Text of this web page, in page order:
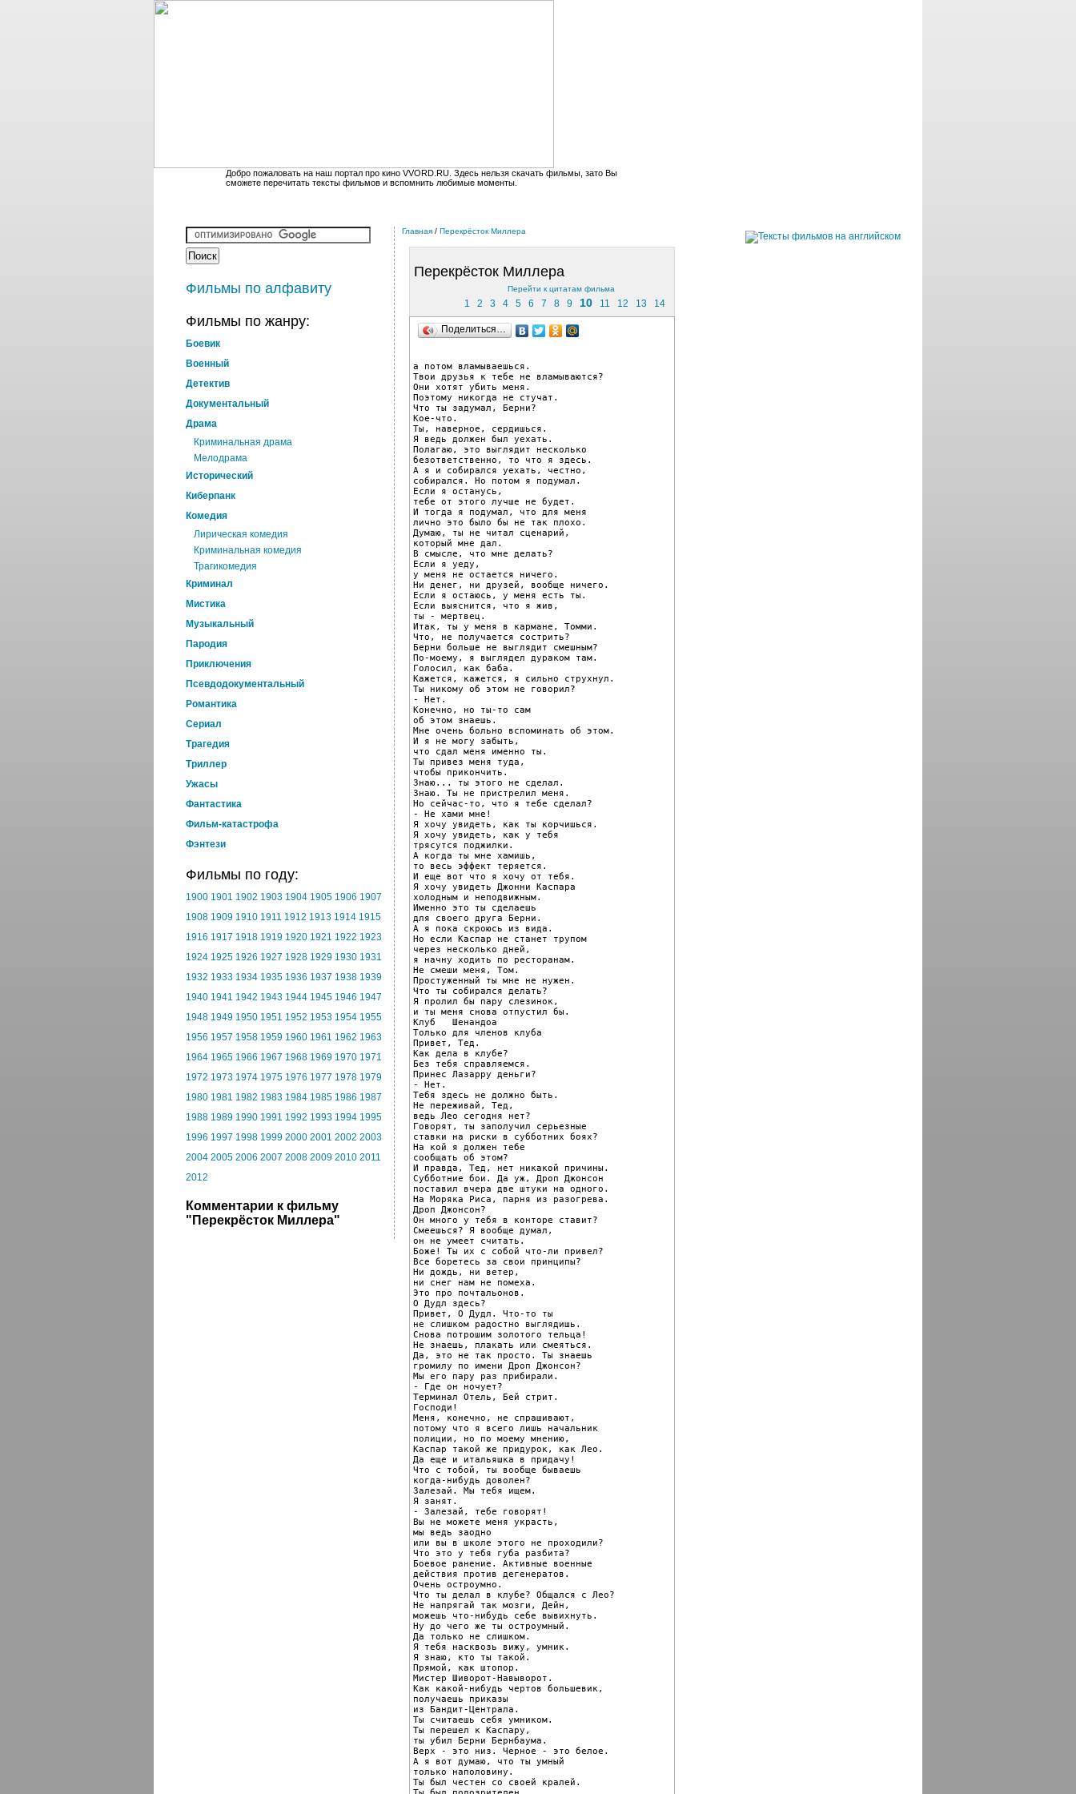
Добро пожаловать на наш портал про кино VVORD.RU. Здесь нельзя скачать фильмы, зато Вы
сможете перечитать тексты фильмов и вспомнить любимые моменты.
Фильмы по алфавиту
Фильмы по жанру:
Боевик
Военный
Детектив
Документальный
Драма
Криминальная драма
Мелодрама
Исторический
Киберпанк
Комедия
Лирическая комедия
Криминальная комедия
Трагикомедия
Криминал
Мистика
Музыкальный
Пародия
Приключения
Псевдодокументальный
Романтика
Cериал
Трагедия
Триллер
Ужасы
Фантастика
Фильм-катастрофа
Фэнтези
Фильмы по году:
1900 1901 1902 1903 1904 1905 1906 1907
1908 1909 1910 1911 1912 1913 1914 1915
1916 1917 1918 1919 1920 1921 1922 1923
1924 1925 1926 1927 1928 1929 1930 1931
1932 1933 1934 1935 1936 1937 1938 1939
1940 1941 1942 1943 1944 1945 1946 1947
1948 1949 1950 1951 1952 1953 1954 1955
1956 1957 1958 1959 1960 1961 1962 1963
1964 1965 1966 1967 1968 1969 1970 1971
1972 1973 1974 1975 1976 1977 1978 1979
1980 1981 1982 1983 1984 1985 1986 1987
1988 1989 1990 1991 1992 1993 1994 1995
1996 1997 1998 1999 2000 2001 2002 2003
2004 2005 2006 2007 2008 2009 2010 2011
2012
Комментарии к фильму
"Перекрёсток Миллера"
Главная / Перекрёсток Миллера
Перекрёсток Миллера
Перейти к цитатам фильма
1 2 3 4 5 6 7 8 9 10 11 12 13 14
Поделиться…
а потом вламываешься.
Твои друзья к тебе не вламываются?
Они хотят убить меня.
Поэтому никогда не стучат.
Что ты задумал, Берни?
Кое-что.
Ты, наверное, сердишься.
Я ведь должен был уехать.
Полагаю, это выглядит несколько
безответственно, то что я здесь.
А я и собирался уехать, честно,
собирался. Но потом я подумал.
Если я останусь,
тебе от этого лучше не будет.
И тогда я подумал, что для меня
лично это было бы не так плохо.
Думаю, ты не читал сценарий,
который мне дал.
В смысле, что мне делать?
Если я уеду,
у меня не остается ничего.
Ни денег, ни друзей, вообще ничего.
Если я остаюсь, у меня есть ты.
Если выяснится, что я жив,
ты - мертвец.
Итак, ты у меня в кармане, Томми.
Что, не получается сострить?
Берни больше не выглядит смешным?
По-моему, я выглядел дураком там.
Голосил, как баба.
Кажется, кажется, я сильно струхнул.
Ты никому об этом не говорил?
- Нет.
Конечно, но ты-то сам
об этом знаешь.
Мне очень больно вспоминать об этом.
И я не могу забыть,
что сдал меня именно ты.
Ты привез меня туда,
чтобы прикончить.
Знаю... ты этого не сделал.
Знаю. Ты не пристрелил меня.
Но сейчас-то, что я тебе сделал?
- Не хами мне!
Я хочу увидеть, как ты корчишься.
Я хочу увидеть, как у тебя
трясутся поджилки.
А когда ты мне хамишь,
то весь эффект теряется.
И еще вот что я хочу от тебя.
Я хочу увидеть Джонни Каспара
холодным и неподвижным.
Именно это ты сделаешь
для своего друга Берни.
А я пока скроюсь из вида.
Но если Каспар не станет трупом
через несколько дней,
я начну ходить по ресторанам.
Не смеши меня, Том.
Простуженный ты мне не нужен.
Что ты собирался делать?
Я пролил бы пару слезинок,
и ты меня снова отпустил бы.
Клуб   Шенандоа
Только для членов клуба
Привет, Тед.
Как дела в клубе?
Без тебя справляемся.
Принес Лазарру деньги?
- Нет.
Тебя здесь не должно быть.
Не переживай, Тед,
ведь Лео сегодня нет?
Говорят, ты заполучил серьезные
ставки на риски в субботних боях?
На кой я должен тебе
сообщать об этом?
И правда, Тед, нет никакой причины.
Субботние бои. Да уж, Дроп Джонсон
поставил вчера две штуки на одного.
На Моряка Риса, парня из разогрева.
Дроп Джонсон?
Он много у тебя в конторе ставит?
Смеешься? Я вообще думал,
он не умеет считать.
Боже! Ты их с собой что-ли привел?
Все боретесь за свои принципы?
Ни дождь, ни ветер,
ни снег нам не помеха.
Это про почтальонов.
О Дудл здесь?
Привет, О Дудл. Что-то ты
не слишком радостно выглядишь.
Снова потрошим золотого тельца!
Не знаешь, плакать или смеяться.
Да, это не так просто. Ты знаешь
громилу по имени Дроп Джонсон?
Мы его пару раз прибирали.
- Где он ночует?
Терминал Отель, Бей стрит.
Господи!
Меня, конечно, не спрашивают,
потому что я всего лишь начальник
полиции, но по моему мнению,
Каспар такой же придурок, как Лео.
Да еще и итальяшка в придачу!
Что с тобой, ты вообще бываешь
когда-нибудь доволен?
Залезай. Мы тебя ищем.
Я занят.
- Залезай, тебе говорят!
Вы не можете меня украсть,
мы ведь заодно
или вы в школе этого не проходили?
Что это у тебя губа разбита?
Боевое ранение. Активные военные
действия против дегенератов.
Очень остроумно.
Что ты делал в клубе? Общался с Лео?
Не напрягай так мозги, Дейн,
можешь что-нибудь себе вывихнуть.
Ну до чего же ты остроумный.
Да только не слишком.
Я тебя насквозь вижу, умник.
Я знаю, кто ты такой.
Прямой, как штопор.
Мистер Шиворот-Навыворот.
Как какой-нибудь чертов большевик,
получаешь приказы
из Бандит-Централа.
Ты считаешь себя умником.
Ты перешел к Каспару,
ты убил Берни Бернбаума.
Верх - это низ. Черное - это белое.
А я вот думаю, что ты умный
только наполовину.
Ты был честен со своей кралей.